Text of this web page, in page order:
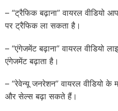
– “ट्रैफिक बढ़ाना” वायरल वीडियो
पर ट्रैफिक ला सकता है।
– “एंगेजमेंट बढ़ाना” वायरल
एंगेजमेंट बढ़ाता है।
– “रेवेन्यू जनरेशन” वायरल वीडियो के
और सेल्स बढ़ा सकते हैं।